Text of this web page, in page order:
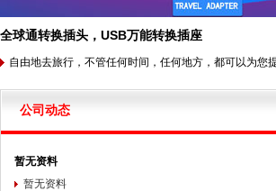
全球通转换插头，USB万能转换插座
自由地去旅行，不管任何时间，任何地方，都可以为您
公司动态
暂无资料
暂无资料